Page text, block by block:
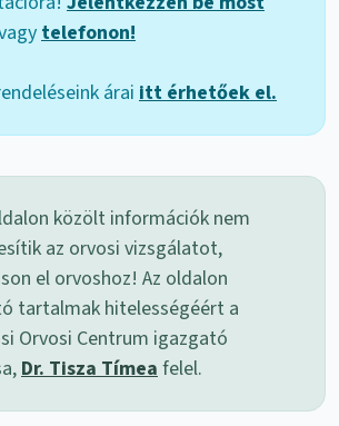
telefonon!
árai itt érhetőek el.
közölt információk nem
az orvosi vizsgálatot,
el orvoshoz! Az oldalon
tartalmak hitelességéért a
Orvosi Centrum igazgató
Dr. Tisza Tímea felel.